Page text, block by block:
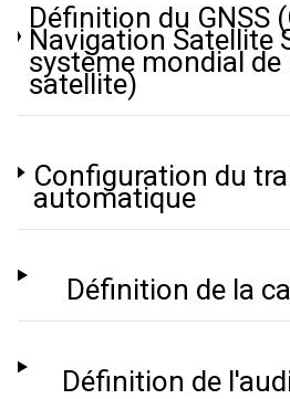
Définition du GNSS
Navigation Satellite
système mondial
satellite)
Configuration du
automatique
Définition de la
Définition de